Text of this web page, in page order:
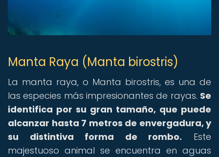
Manta Raya (Manta birostris)
La manta raya, o Manta birostris, es una de
las especies más impresionantes de rayas. Se
identifica por su gran tamaño, que puede
alcanzar hasta 7 metros de envergadura, y
su distintiva forma de rombo. Este
majestuoso animal se encuentra en aguas